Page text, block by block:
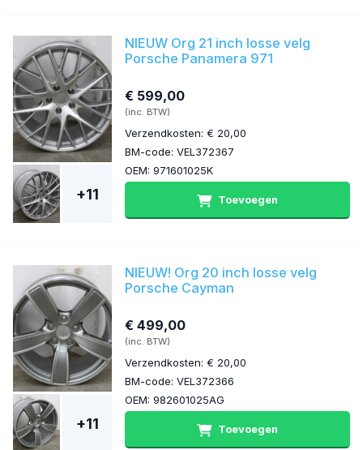
+11
NIEUW Org 21 inch losse velg
Porsche Panamera 971
€ 599,00
(inc. BTW)
Verzendkosten: € 20,00
BM-code: VEL372367
OEM: 971601025K
Toevoegen
+11
NIEUW! Org 20 inch losse velg
Porsche Cayman
€ 499,00
(inc. BTW)
Verzendkosten: € 20,00
BM-code: VEL372366
OEM: 982601025AG
Toevoegen